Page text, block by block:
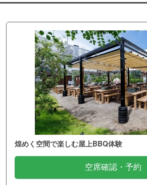
煌めく空間で楽しむ屋上BBQ体験
空席確認・予約